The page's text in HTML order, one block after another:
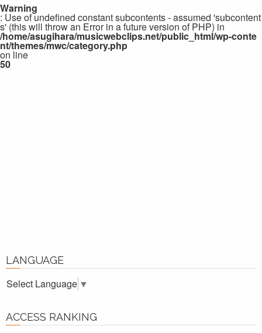
Warning
: Use of undefined constant subcontents - assumed 'subcontent
s' (this will throw an Error in a future version of PHP) in
/home/asugihara/musicwebclips.net/public_html/wp-conte
nt/themes/mwc/category.php
on line
50
LANGUAGE
Select Language ▼
ACCESS RANKING